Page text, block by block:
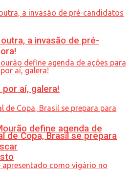
define agenda de
a invasão de pré-
aí, galera!
de Copa, Brasil se prepara